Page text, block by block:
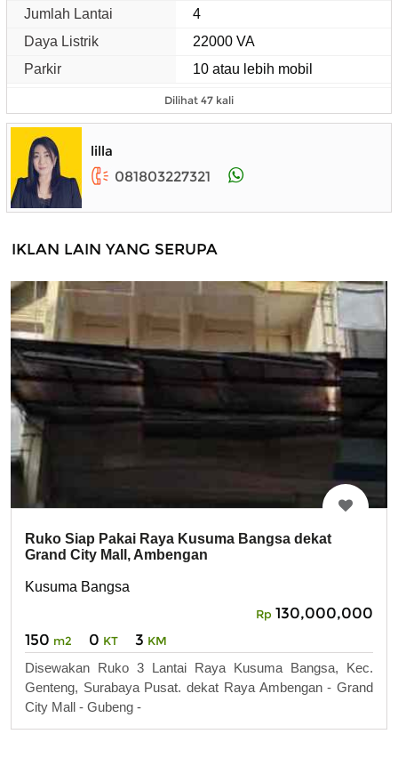
Jumlah Lantai
4
Daya Listrik
22000 VA
Parkir
10 atau lebih mobil
Dilihat 47 kali
lilla
081803227321
IKLAN LAIN YANG SERUPA
Ruko Siap Pakai Raya Kusuma Bangsa dekat
Grand City Mall, Ambengan
Kusuma Bangsa
Rp 130,000,000
150 m2 0 KT 3 KM
Disewakan Ruko 3 Lantai Raya Kusuma Bangsa, Kec.
Genteng, Surabaya Pusat. dekat Raya Ambengan - Grand
City Mall - Gubeng -